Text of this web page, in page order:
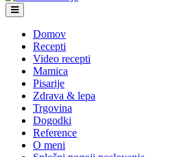
Domov
Recepti
Video recepti
Mamica
Pisarije
Zdrava & lepa
Trgovina
Dogodki
Reference
O meni